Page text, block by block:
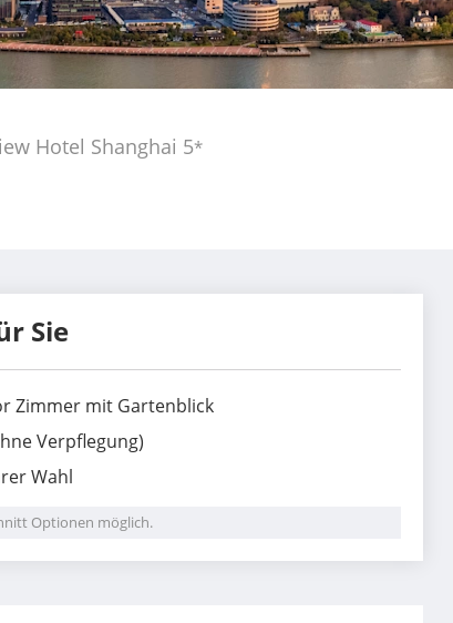
Hotel Shanghai 5*
Sie
Zimmer mit Gartenblick
Verpflegung)
Wahl
Optionen möglich.